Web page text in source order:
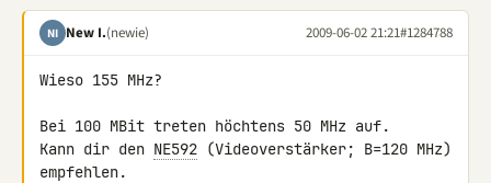
NI New I.(newie) 2009-06-02 21:21#1284788
Wieso 155 MHz?
Bei 100 MBit treten höchtens 50 MHz auf.
Kann dir den NE592 (Videoverstärker; B=120 MHz)
empfehlen.